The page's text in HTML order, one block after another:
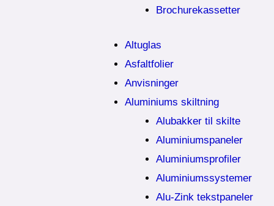
Brochurekassetter
Altuglas
Asfaltfolier
Anvisninger
Aluminiums skiltning
Alubakker til skilte
Aluminiumspaneler
Aluminiumsprofiler
Aluminiumssystemer
Alu-Zink tekstpaneler